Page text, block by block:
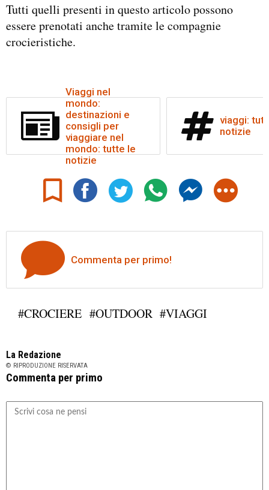
Tutti quelli presenti in questo articolo possono
essere prenotati anche tramite le compagnie
crocieristiche.
Viaggi nel
mondo:
destinazioni e
consigli per
viaggiare nel
mondo: tutte le
notizie
viaggi:
notizie
Commenta per primo!
#CROCIERE #OUTDOOR #VIAGGI
La Redazione
© RIPRODUZIONE RISERVATA
Commenta per primo